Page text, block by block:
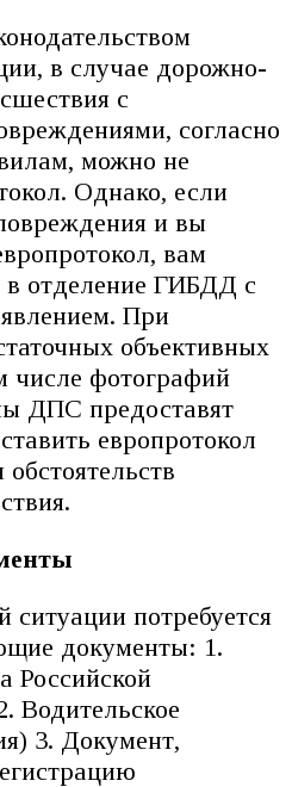
в случае дорожно-
с
согласно
можно не
Однако, если
и вы
вам
в отделение ГИБДД с
При
объективных
числе фотографий
ДПС предоставят
европротокол
потребуется
документы: 1.
Российской
Водительское
3. Документ,